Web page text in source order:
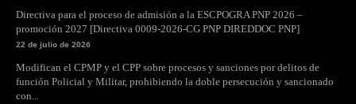
Directiva para el proceso de admisión a la ESCPOGRA PNP 2026 –
promoción 2027 [Directiva 0009-2026-CG PNP DIREDDOC PNP]
22 de julio de 2026
Modifican el CPMP y el CPP sobre procesos y sanciones por delitos de
función Policial y Militar, prohibiendo la doble persecución y sancionado
con...